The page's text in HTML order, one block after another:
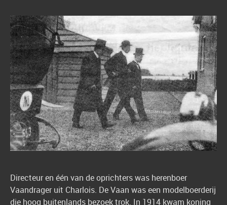
Directeur en één van de oprichters was herenboer
Vaandrager uit Charlois. De Vaan was een modelboerderij
die hoog buitenlands bezoek trok. In 1914 kwam koning